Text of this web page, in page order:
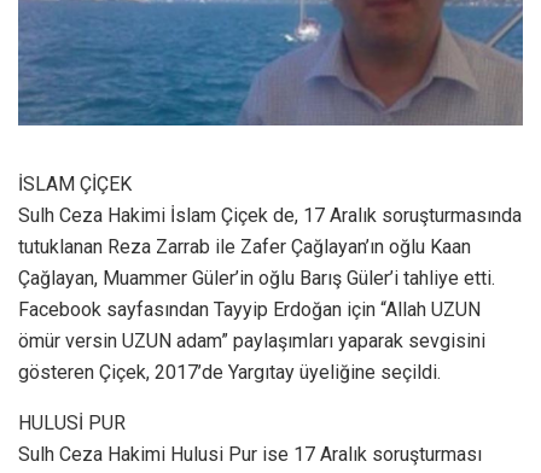
İSLAM ÇİÇEK
Sulh Ceza Hakimi İslam Çiçek de, 17 Aralık soruşturmasında
tutuklanan Reza Zarrab ile Zafer Çağlayan’ın oğlu Kaan
Çağlayan, Muammer Güler’in oğlu Barış Güler’i tahliye etti.
Facebook sayfasından Tayyip Erdoğan için “Allah UZUN
ömür versin UZUN adam” paylaşımları yaparak sevgisini
gösteren Çiçek, 2017’de Yargıtay üyeliğine seçildi.
HULUSİ PUR
Sulh Ceza Hakimi Hulusi Pur ise 17 Aralık soruşturması